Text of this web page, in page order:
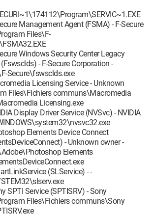
Management Agent (FSMA) - F-Secure
Files\F-
Windows Security Center Legacy
- F-Secure Corporation -
Secure\fswsclds.exe
Licensing Service - Unknown
Files\Fichiers communs\Macromedia
Licensing.exe
Display Driver Service (NVSvc) - NVIDIA
Elements Device Connect
- Unknown owner -
Elements
(SLService) - -
SPTI Service (SPTISRV) - Sony
Files\Fichiers communs\Sony